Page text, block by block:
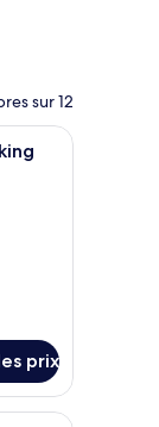
août 14 -
sur 12
cheveux
prix
bureau, rideaux